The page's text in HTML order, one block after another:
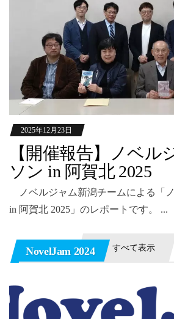
2025年12月23日
【開催報告】ノベル
ソン in 阿賀北 2025
ノベルジャム新潟チームによる「
in 阿賀北 2025」のレポートです。 ...
NovelJam 2024 すべて表示